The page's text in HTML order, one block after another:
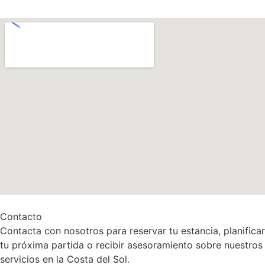
Contacto
Contacta con nosotros para reservar tu estancia, planificar
tu próxima partida o recibir asesoramiento sobre nuestros
servicios en la Costa del Sol.